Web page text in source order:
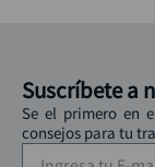
Suscríbete a
Se el primero en
consejos para tu